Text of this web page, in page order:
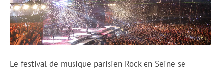
Le festival de musique parisien Rock en Seine se